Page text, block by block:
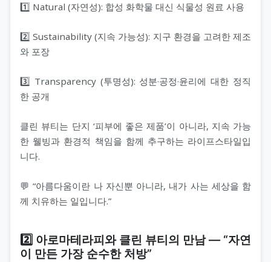
1️⃣ Natural (자연성): 합성 화학물 대신 식물성 원료 사용
2️⃣ Sustainability (지속 가능성): 지구 환경을 고려한 제조
와 포장
3️⃣ Transparency (투명성): 성분·공정·윤리에 대한 정직
한 공개
클린 뷰티는 단지 ‘피부에 좋은 제품’이 아니라, 지속 가능
한 웰빙과 환경적 책임을 함께 추구하는 라이프스타일입
니다.
💬 “아름다움이란 나 자신뿐 아니라, 내가 사는 세상을 함
께 치유하는 일입니다.”
2️⃣ 아로마테라피와 클린 뷰티의 만남 ― “자연
이 만든 가장 순수한 처방”